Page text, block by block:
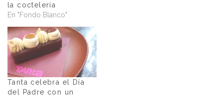
la coctelería
En "Fondo Blanco"
Tanta celebra el Día
del Padre con un